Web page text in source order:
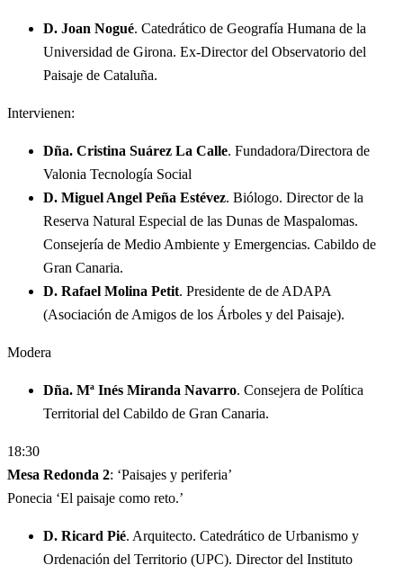
D. Joan Nogué. Catedrático de Geografía Humana de la
Universidad de Girona. Ex-Director del Observatorio del
Paisaje de Cataluña.
Intervienen:
Dña. Cristina Suárez La Calle. Fundadora/Directora de
Valonia Tecnología Social
D. Miguel Angel Peña Estévez. Biólogo. Director de la
Reserva Natural Especial de las Dunas de Maspalomas.
Consejería de Medio Ambiente y Emergencias. Cabildo de
Gran Canaria.
D. Rafael Molina Petit. Presidente de de ADAPA
(Asociación de Amigos de los Árboles y del Paisaje).
Modera
Dña. Mª Inés Miranda Navarro. Consejera de Política
Territorial del Cabildo de Gran Canaria.
18:30
Mesa Redonda 2: ‘Paisajes y periferia’
Ponecia ‘El paisaje como reto.’
D. Ricard Pié. Arquitecto. Catedrático de Urbanismo y
Ordenación del Territorio (UPC). Director del Instituto